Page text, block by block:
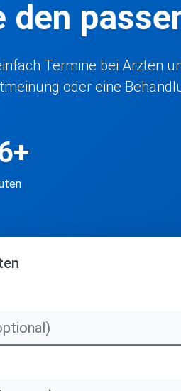
den
Termine bei Ärzten
oder eine